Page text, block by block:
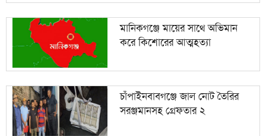
মানিকগঞ্জে মায়ের সাথে অভিমান
করে কিশোরের আত্মহত্যা
চাঁপাইনবাবগঞ্জে জাল নোট তৈরির
সরঞ্জমানসহ গ্রেফতার ২